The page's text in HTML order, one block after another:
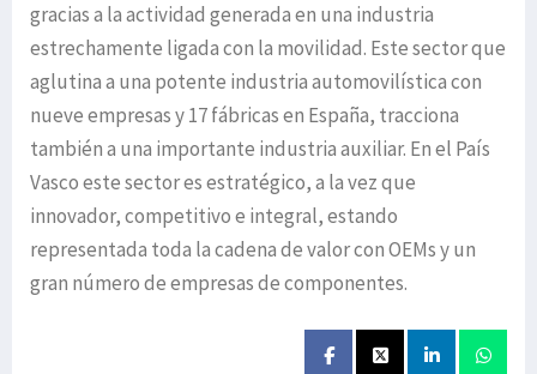
gracias a la actividad generada en una industria
estrechamente ligada con la movilidad. Este sector que
aglutina a una potente industria automovilística con
nueve empresas y 17 fábricas en España, tracciona
también a una importante industria auxiliar. En el País
Vasco este sector es estratégico, a la vez que
innovador, competitivo e integral, estando
representada toda la cadena de valor con OEMs y un
gran número de empresas de componentes.